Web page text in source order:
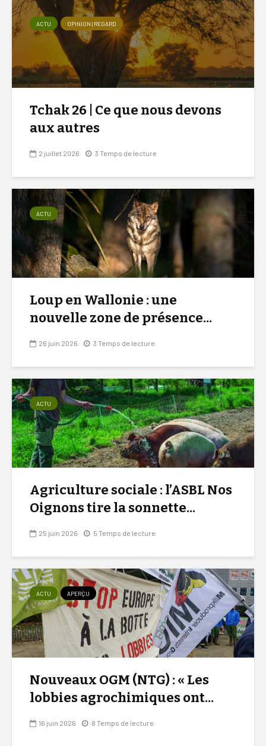
ACTU OPINION | REGARD
Tchak 26 | Ce que nous devons
aux autres
2 juillet 2026 3 Temps de lecture
ACTU
Loup en Wallonie : une
nouvelle zone de présence...
26 juin 2026 3 Temps de lecture
ACTU
Agriculture sociale : l’ASBL Nos
Oignons tire la sonnette...
25 juin 2026 5 Temps de lecture
ACTU APERÇU
Nouveaux OGM (NTG) : « Les
lobbies agrochimiques ont...
16 juin 2026 8 Temps de lecture